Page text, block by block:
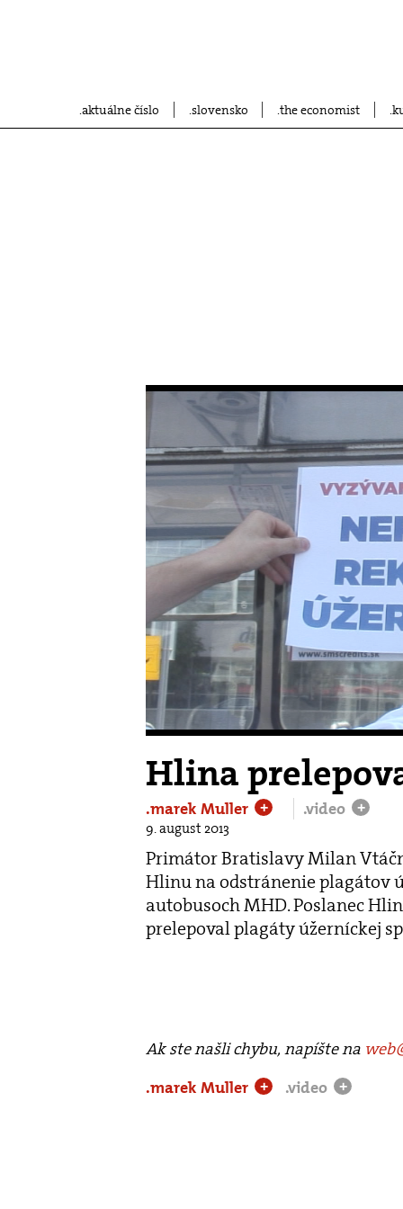
aktuálne číslo slovensko the economist
Hlina
.marek Muller + .video +
9. august 2013
Primátor Bratislavy Milan
Hlinu na odstránenie plagátov
autobusoch MHD. Poslanec
prelepoval plagáty úžerníckej
Ak ste našli chybu, napíšte na
.marek Muller
+ .video +